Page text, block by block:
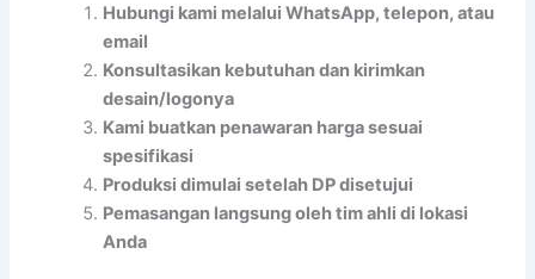
Hubungi kami melalui WhatsApp, telepon, atau
email
Konsultasikan kebutuhan dan kirimkan
desain/logonya
Kami buatkan penawaran harga sesuai
spesifikasi
Produksi dimulai setelah DP disetujui
Pemasangan langsung oleh tim ahli di lokasi
Anda